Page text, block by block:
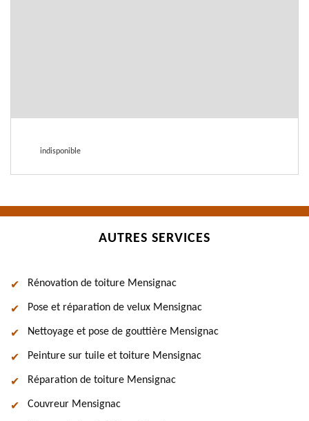
indisponible
AUTRES SERVICES
Rénovation de toiture Mensignac
Pose et réparation de velux Mensignac
Nettoyage et pose de gouttière Mensignac
Peinture sur tuile et toiture Mensignac
Réparation de toiture Mensignac
Couvreur Mensignac